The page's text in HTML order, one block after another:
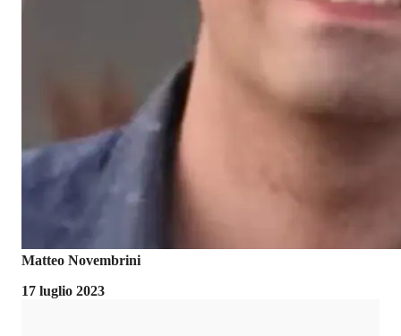
Matteo Novembrini
17 luglio 2023